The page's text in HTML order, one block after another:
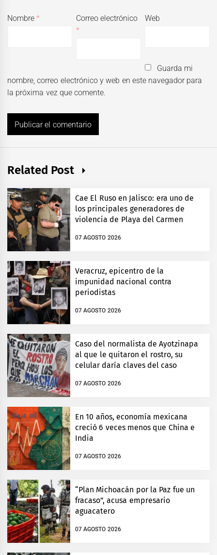
Nombre*
Correo electrónico
*
Web
Guarda mi
nombre, correo electrónico y web en este navegador para
la próxima vez que comente.
Related Post
Cae El Ruso en Jalisco: era uno de
los principales generadores de
violencia de Playa del Carmen
07 AGOSTO 2026
Veracruz, epicentro de la
impunidad nacional contra
periodistas
07 AGOSTO 2026
Caso del normalista de Ayotzinapa
al que le quitaron el rostro, su
celular daría claves del caso
07 AGOSTO 2026
En 10 años, economía mexicana
creció 6 veces menos que China e
India
07 AGOSTO 2026
“Plan Michoacán por la Paz fue un
fracaso”, acusa empresario
aguacatero
07 AGOSTO 2026